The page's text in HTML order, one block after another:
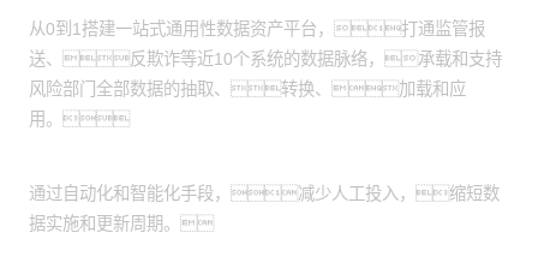
从0到1搭建一站式通用性数据资产平台，打通监管报
送、反欺诈等近10个系统的数据脉络，承载和支持
风险部门全部数据的抽取、转换、加载和应
用。
通过自动化和智能化手段，减少人工投入，缩短数
据实施和更新周期。